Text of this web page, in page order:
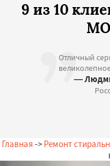
9 из 10
Отличный
—
Главная -> Ремонт